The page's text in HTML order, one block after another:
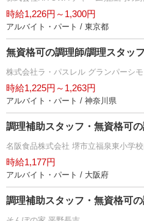
時給1,226円～1,300円
アルバイト・パート / 東京都
無資格可の調理師/調理スタッフ
株式会社ラ・パスレル グランパーシ
時給1,225円～1,263円
アルバイト・パート / 神奈川県
調理補助スタッフ・無資格可
名阪食品株式会社 堺市立福泉東小学
時給1,177円
アルバイト・パート / 大阪府
調理補助スタッフ・無資格可